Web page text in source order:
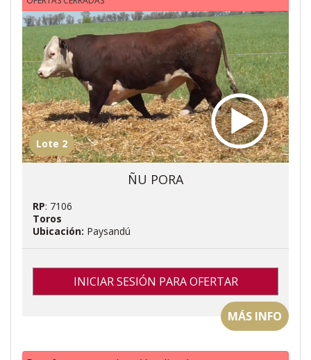
Lote 2
ÑU PORA
RP: 7106
Toros
Ubicación: Paysandú
INICIAR SESIÓN PARA OFERTAR
MÁS INFO